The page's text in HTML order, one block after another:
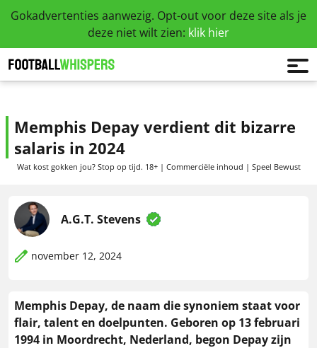
Gokadvertenties aanwezig. Opt-out voor deze site als je
deze niet wilt zien: klik hier
Memphis Depay verdient dit bizarre
salaris in 2024
Wat kost gokken jou? Stop op tijd. 18+ | Commerciële inhoud | Speel Bewust
A.G.T. Stevens
november 12, 2024
Memphis Depay, de naam die synoniem staat voor
flair, talent en doelpunten. Geboren op 13 februari
1994 in Moordrecht, Nederland, begon Depay zijn